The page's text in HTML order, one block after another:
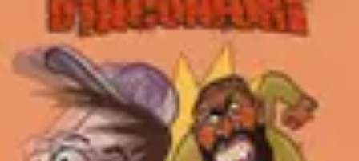
Astuces Anti Stress
Astuces NaturellesAstuces PratiquesMéditation et
RelaxationRoutines et Habitudes Techniques de Relaxation
Astuces Anti Stress